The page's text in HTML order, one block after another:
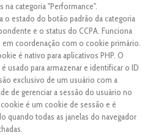
na categoria "Performance".
o estado do botão padrão da categoria
e o status do CCPA. Funciona
em coordenação com o cookie primário.
é nativo para aplicativos PHP. O
usado para armazenar e identificar o ID
exclusivo de um usuário com a
de gerenciar a sessão do usuário no
é um cookie de sessão e é
quando todas as janelas do navegador